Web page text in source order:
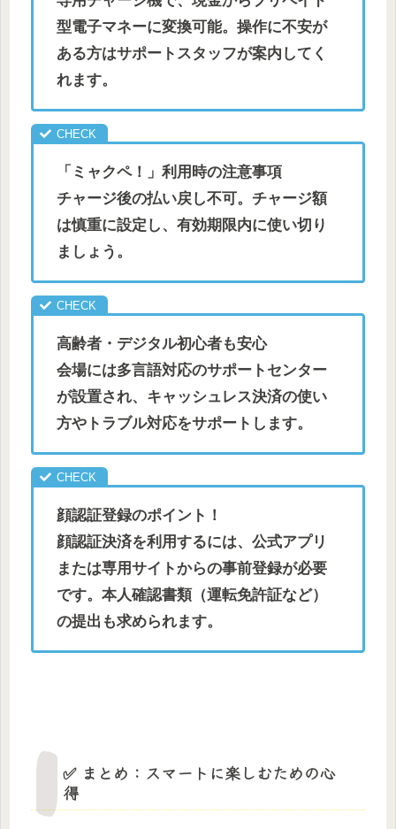
型電子マネーに変換可能。操作に不安が
ある方はサポートスタッフが案内してく
れます。
「ミャクペ！」利用時の注意事項
チャージ後の払い戻し不可。チャージ額
は慎重に設定し、有効期限内に使い切り
ましょう。
高齢者・デジタル初心者も安心
会場には多言語対応のサポートセンター
が設置され、キャッシュレス決済の使い
方やトラブル対応をサポートします。
顔認証登録のポイント！
顔認証決済を利用するには、公式アプリ
または専用サイトからの事前登録が必要
です。本人確認書類（運転免許証など）
の提出も求められます。
✅ まとめ：スマートに楽しむための心
得